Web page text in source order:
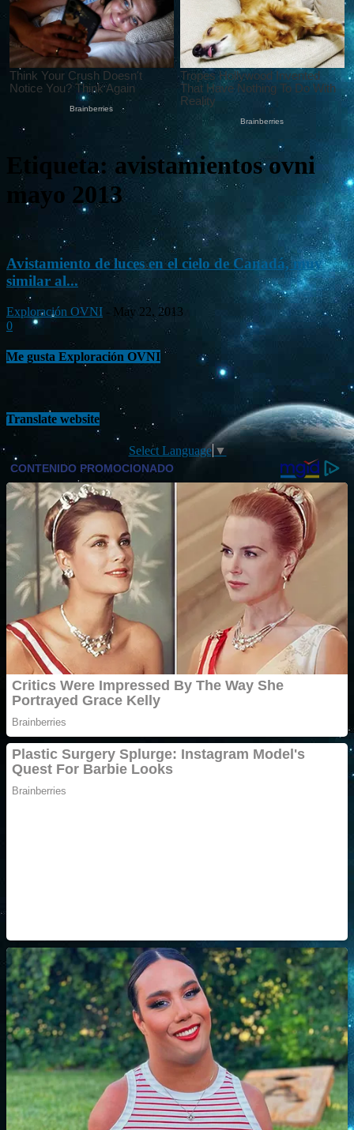
Etiqueta: avistamientos ovni
mayo 2013
Avistamiento de luces en el cielo de Canadá, muy
similar al...
Exploración OVNI - May 22, 2013
0
Me gusta Exploración OVNI
Translate website
Select Language ▼